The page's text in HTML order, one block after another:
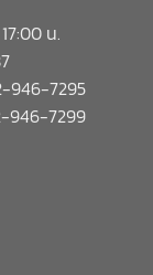
น.
946-7295
946-7299